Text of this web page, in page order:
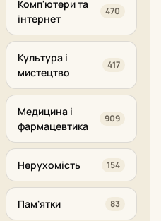
Комп'ютери та
інтернет
470
Культура і
мистецтво
417
Медицина і
фармацевтика
909
Нерухомість 154
Пам'ятки 83